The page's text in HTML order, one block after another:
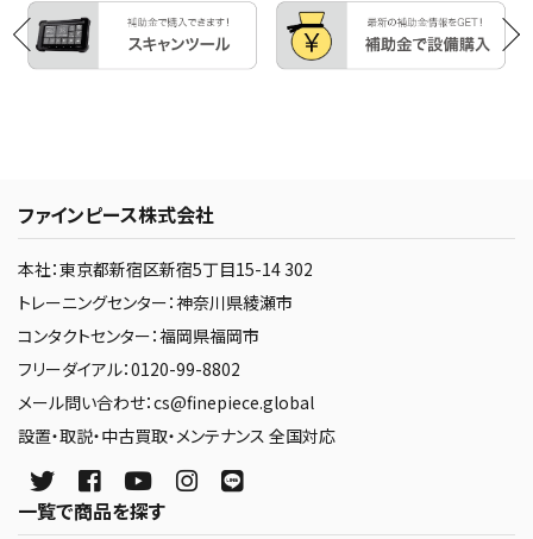
ファインピース株式会社
本社：東京都新宿区新宿5丁目15-14 302
トレーニングセンター：神奈川県綾瀬市
コンタクトセンター：福岡県福岡市
フリーダイアル：0120-99-8802
メール問い合わせ：cs@finepiece.global
設置・取説・中古買取・メンテナンス 全国対応
一覧で商品を探す